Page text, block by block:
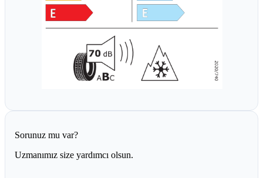
Sorunuz mu var?
Uzmanımız size yardımcı olsun.